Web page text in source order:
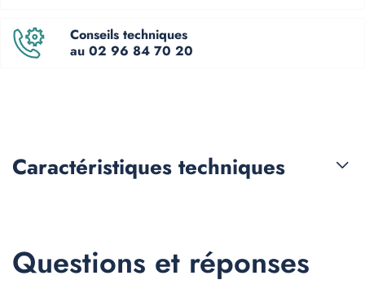
Conseils techniques
au 02 96 84 70 20
Caractéristiques techniques
Questions et réponses